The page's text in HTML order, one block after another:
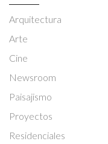
Arquitectura
Arte
Cine
Newsroom
Paisajismo
Proyectos
Residenciales